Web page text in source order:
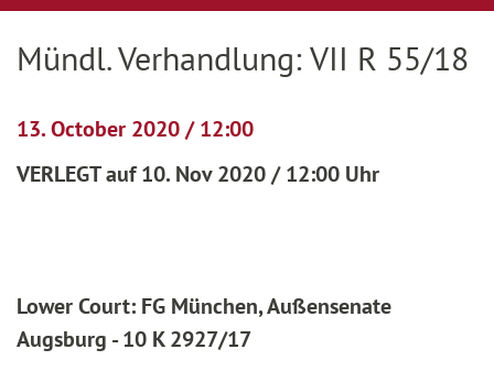
Mündl. Verhandlung: VII R 55/18
13. October 2020 / 12:00
VERLEGT auf 10. Nov 2020 / 12:00 Uhr
Lower Court: FG München, Außensenate
Augsburg - 10 K 2927/17